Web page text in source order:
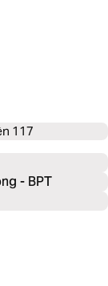
117
- BPT